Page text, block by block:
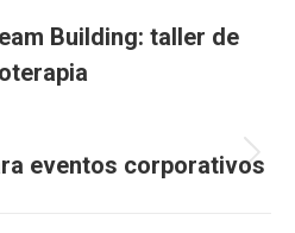
anterior:
Building: taller de
Entrada
eventos corporativos